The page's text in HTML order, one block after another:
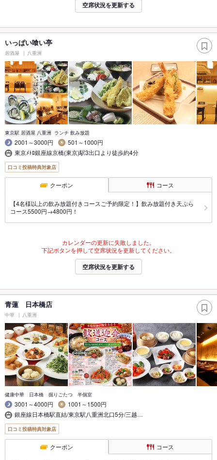
空席状況を更新する
いっぱい喰い亭
居酒屋 八重洲
東京駅 居酒屋 八重洲 ランチ 飲み放題
2001～3000円
501～1000円
東京ﾒﾄﾛ銀座線京橋(東京)駅3出口より徒歩約4分
口コミ投稿特典対象店
クーポン コース
【4名様以上の飲み放題付きコースご予約限定！】飲み放題付き天ぷら
コース5500円→4800円！
カレンダーの更新に失敗しました。
下記ボタンを押して空席状況を更新してください。
空席状況を更新する
青蓮 日本橋店
中華 八重洲
健康中華 日本橋 掘りごたつ 半個室
3001～4000円
1001～1500円
銀座線日本橋駅直結/東京駅八重洲北口5分/三越…
口コミ投稿特典対象店
クーポン コース